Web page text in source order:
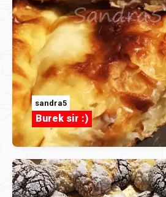
sandra5
Burek sir :)